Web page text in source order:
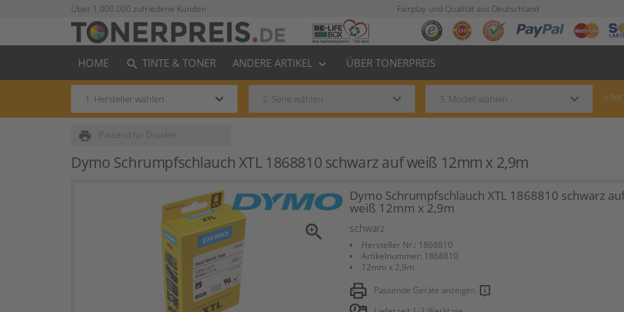
Über 1.000.000 zufriedene Kunden Fairplay und Qualität aus Deutschland
HOME search TINTE & TONER ANDERE ARTIKEL keyboard_arrow_down ÜBER TONERPREIS
keyboard_arrow_down keyboard_arrow_down keyboard_arrow_down oder
Passend für Drucker
print
Dymo Schrumpfschlauch XTL 1868810 schwarz auf weiß 12mm x 2,9m
zoom_in
Dymo Schrumpfschlauch XTL 1868810 schwarz
weiß 12mm x 2,9m
schwarz
Hersteller Nr.: 1868810
Artikelnummer: 1868810
12mm x 2,9m
Passende Geräte anzeigen